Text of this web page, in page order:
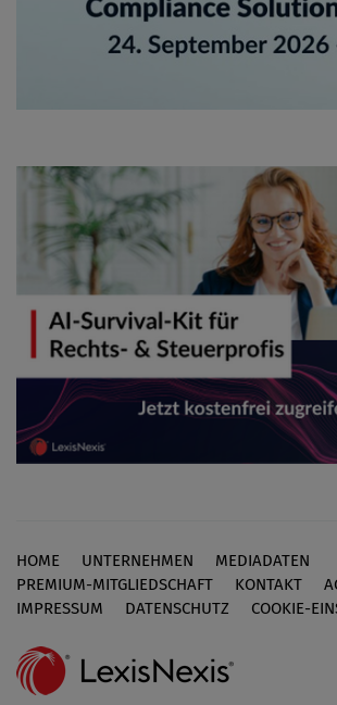
Footer
HOME UNTERNEHMEN
MEDIADATEN
PREMIUM-MITGLIEDSCHAFT
KONTAKT
IMPRESSUM
DATENSCHUTZ COOKIE-